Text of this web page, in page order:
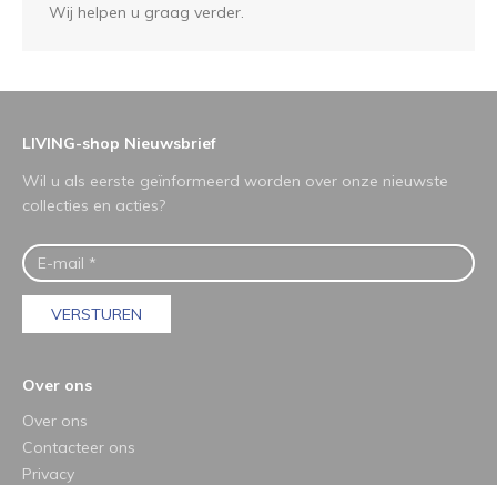
Wij helpen u graag verder.
LIVING-shop Nieuwsbrief
Wil u als eerste geïnformeerd worden over onze nieuwste
collecties en acties?
VERSTUREN
Over ons
Over ons
Contacteer ons
Privacy